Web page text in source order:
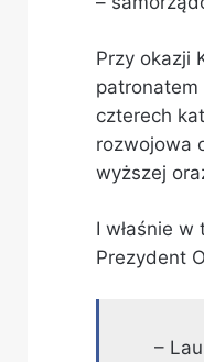
Przy okazji
patronatem
czterech
rozwojowa
wyższej
I właśnie
Prezydent
–